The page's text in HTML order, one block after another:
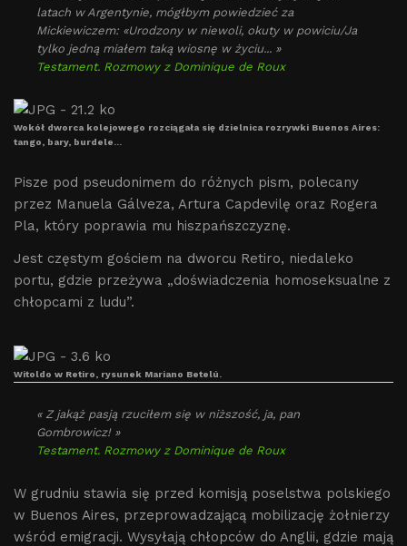
latach w Argentynie, mógłbym powiedzieć za
Mickiewiczem: «Urodzony w niewoli, okuty w powiciu/Ja
tylko jedną miałem taką wiosnę w życiu... »
Testament. Rozmowy z Dominique de Roux
Wokół dworca kolejowego rozciągała się dzielnica rozrywki Buenos Aires:
tango, bary, burdele...
Pisze pod pseudonimem do różnych pism, polecany
przez Manuela Gálveza, Artura Capdevilę oraz Rogera
Pla, który poprawia mu hiszpańszczyznę.
Jest częstym gościem na dworcu Retiro, niedaleko
portu, gdzie przeżywa „doświadczenia homoseksualne z
chłopcami z ludu”.
Witoldo w Retiro, rysunek Mariano Betelú.
« Z jakąż pasją rzuciłem się w niższość, ja, pan
Gombrowicz! »
Testament. Rozmowy z Dominique de Roux
W grudniu stawia się przed komisją poselstwa polskiego
w Buenos Aires, przeprowadzającą mobilizację żołnierzy
wśród emigracji. Wysyłają chłopców do Anglii, gdzie mają